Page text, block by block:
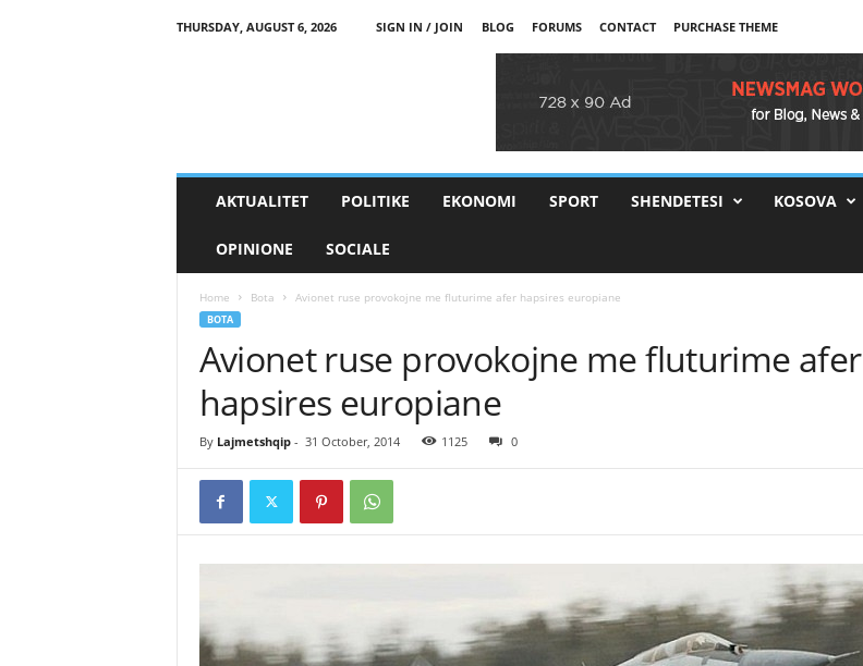
THURSDAY, AUGUST 6, 2026 SIGN IN / JOIN BLOG FORUMS CONTACT PURCHASE THEME
AKTUALITET POLITIKE EKONOMI SPORT SHENDETESI KOSOVA
OPINIONE SOCIALE
Home Bota Avionet ruse provokojne me fluturime afer hapsires europiane
BOTA
Avionet ruse provokojne me fluturime afer
hapsires europiane
By Lajmetshqip- 31 October, 2014 1125 0